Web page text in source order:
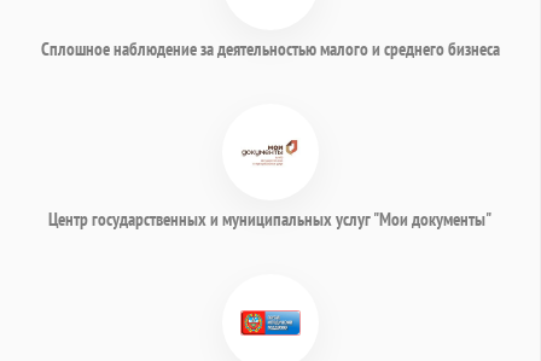
Сплошное наблюдение за деятельностью малого и среднего бизнеса
Центр государственных и муниципальных услуг "Мои документы"